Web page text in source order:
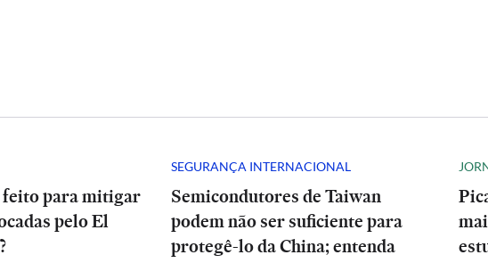
feito para mitigar
pelo El
SEGURANÇA INTERNACIONAL
Semicondutores de Taiwan
podem não ser suficiente para
protegê-lo da China; entenda